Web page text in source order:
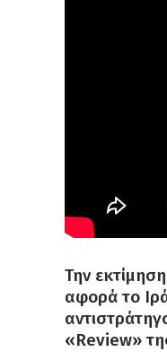
Την
αφορά το
«Review»